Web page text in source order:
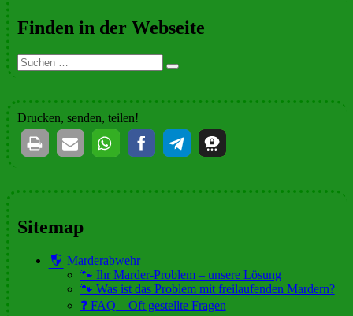
Finden in der Webseite
Suchen
nach:
Suchen
Drucken, senden, teilen!
Sitemap
Marderabwehr
🐾 Ihr Marder-Problem – unsere Lösung
🐾 Was ist das Problem mit freilaufenden Mardern?
❓ FAQ – Oft gestellte Fragen